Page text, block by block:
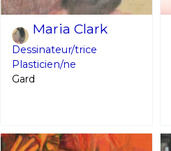
Maria Clark
Dessinateur/trice
Plasticien/ne
Gard